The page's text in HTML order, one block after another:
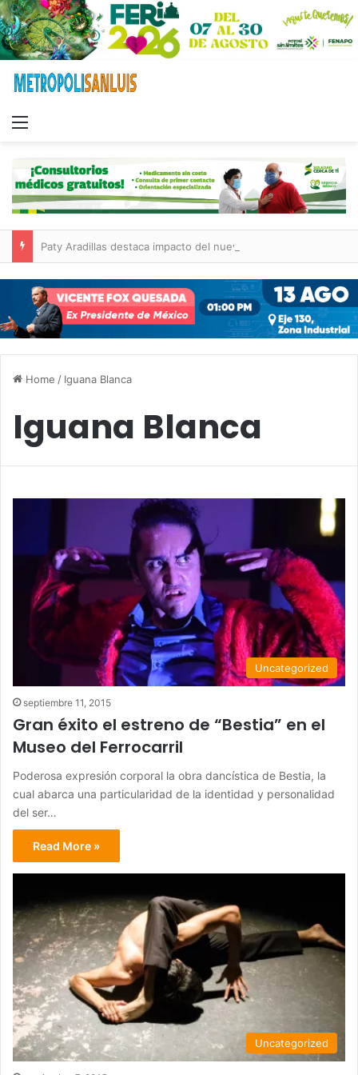
Home / Iguana Blanca
Iguana Blanca
Uncategorized
septiembre 11, 2015
Gran éxito el estreno de “Bestia” en el
Museo del Ferrocarril
Poderosa expresión corporal la obra dancística de Bestia, la
cual abarca una particularidad de la identidad y personalidad
del ser…
Read More »
Uncategorized